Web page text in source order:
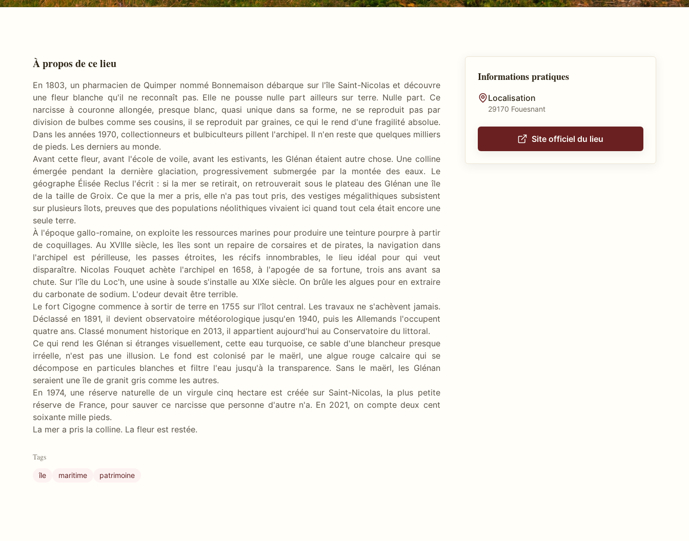
À propos de ce lieu
En 1803, un pharmacien de Quimper nommé Bonnemaison débarque sur l'île Saint-Nicolas et découvre
une fleur blanche qu'il ne reconnaît pas. Elle ne pousse nulle part ailleurs sur terre. Nulle part. Ce
narcisse à couronne allongée, presque blanc, quasi unique dans sa forme, ne se reproduit pas par
division de bulbes comme ses cousins, il se reproduit par graines, ce qui le rend d'une fragilité absolue.
Dans les années 1970, collectionneurs et bulbiculteurs pillent l'archipel. Il n'en reste que quelques milliers
de pieds. Les derniers au monde.
Avant cette fleur, avant l'école de voile, avant les estivants, les Glénan étaient autre chose. Une colline
émergée pendant la dernière glaciation, progressivement submergée par la montée des eaux. Le
géographe Élisée Reclus l'écrit : si la mer se retirait, on retrouverait sous le plateau des Glénan une île
de la taille de Groix. Ce que la mer a pris, elle n'a pas tout pris, des vestiges mégalithiques subsistent
sur plusieurs îlots, preuves que des populations néolithiques vivaient ici quand tout cela était encore une
seule terre.
À l'époque gallo-romaine, on exploite les ressources marines pour produire une teinture pourpre à partir
de coquillages. Au XVIIIe siècle, les îles sont un repaire de corsaires et de pirates, la navigation dans
l'archipel est périlleuse, les passes étroites, les récifs innombrables, le lieu idéal pour qui veut
disparaître. Nicolas Fouquet achète l'archipel en 1658, à l'apogée de sa fortune, trois ans avant sa
chute. Sur l'île du Loc'h, une usine à soude s'installe au XIXe siècle. On brûle les algues pour en extraire
du carbonate de sodium. L'odeur devait être terrible.
Le fort Cigogne commence à sortir de terre en 1755 sur l'îlot central. Les travaux ne s'achèvent jamais.
Déclassé en 1891, il devient observatoire météorologique jusqu'en 1940, puis les Allemands l'occupent
quatre ans. Classé monument historique en 2013, il appartient aujourd'hui au Conservatoire du littoral.
Ce qui rend les Glénan si étranges visuellement, cette eau turquoise, ce sable d'une blancheur presque
irréelle, n'est pas une illusion. Le fond est colonisé par le maërl, une algue rouge calcaire qui se
décompose en particules blanches et filtre l'eau jusqu'à la transparence. Sans le maërl, les Glénan
seraient une île de granit gris comme les autres.
En 1974, une réserve naturelle de un virgule cinq hectare est créée sur Saint-Nicolas, la plus petite
réserve de France, pour sauver ce narcisse que personne d'autre n'a. En 2021, on compte deux cent
soixante mille pieds.
La mer a pris la colline. La fleur est restée.
Tags
île maritime patrimoine
Informations pratiques
Localisation
29170 Fouesnant
Site officiel du lieu